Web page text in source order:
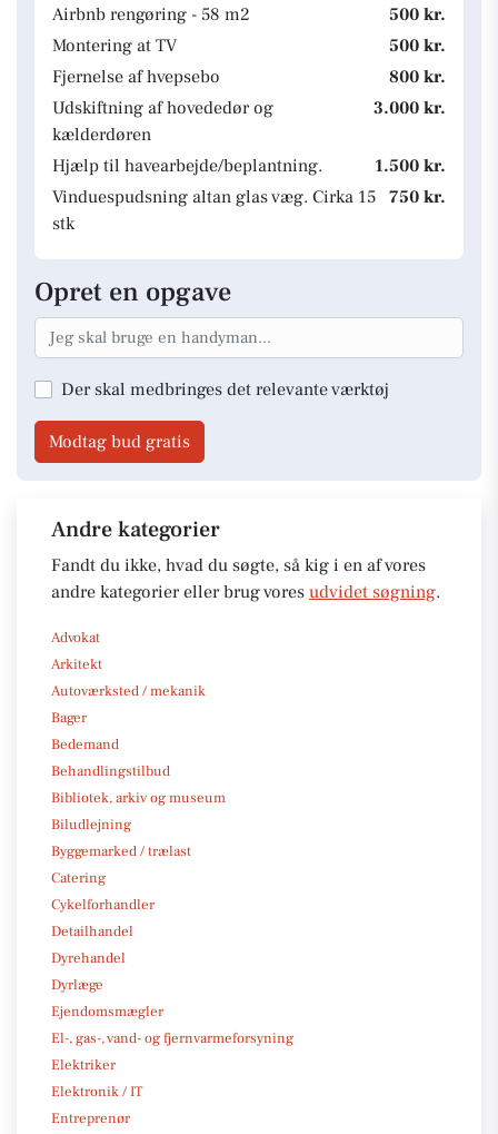
Airbnb rengøring - 58 m2
500 kr.
Montering at TV
500 kr.
Fjernelse af hvepsebo
800 kr.
Udskiftning af hovededør og
kælderdøren
3.000 kr.
Hjælp til havearbejde/beplantning.
1.500 kr.
Vinduespudsning altan glas væg. Cirka 15
stk
750 kr.
Opret en opgave
Der skal medbringes det relevante værktøj
Modtag bud gratis
Andre kategorier
Fandt du ikke, hvad du søgte, så kig i en af vores
andre kategorier eller brug vores udvidet søgning.
Advokat
Arkitekt
Autoværksted / mekanik
Bager
Bedemand
Behandlingstilbud
Bibliotek, arkiv og museum
Biludlejning
Byggemarked / trælast
Catering
Cykelforhandler
Detailhandel
Dyrehandel
Dyrlæge
Ejendomsmægler
El-, gas-, vand- og fjernvarmeforsyning
Elektriker
Elektronik / IT
Entreprenør